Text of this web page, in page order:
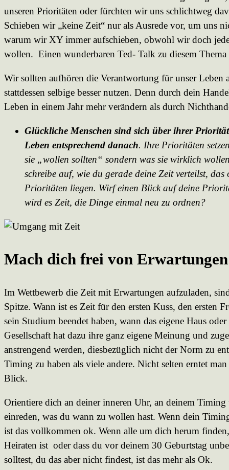
unseren Prioritäten oder fürchten wir uns schlichtweg
Schieben wir „keine Zeit“ nur als Ausrede vor, um uns
warum wir XY immer aufschieben, obwohl wir doch
wollen. Einen wunderbaren Ted- Talk zu diesem
Wir sollten aufhören die Verantwortung für unser Leben
stattdessen selbige besser nutzen. Denn durch dein
Leben in einem Jahr mehr verändern als durch
Glückliche Menschen sind sich über ihrer
Leben entsprechend danach. Ihre Prioritäten
sie „wollen sollten“ sondern was sie wirklich
schreibe auf, wie du gerade deine Zeit verteilst,
Prioritäten liegen. Wirf einen Blick auf deine
wird es Zeit, die Dinge einmal neu zu ordnen?
Mach dich frei von Erwartungen
Im Wettbewerb die Zeit mit Erwartungen aufzuladen,
Spitze. Wann ist es Zeit für den ersten Kuss, den ersten
sein Studium beendet haben, wann das eigene Haus
Gesellschaft hat dazu ihre ganz eigene Meinung und
anstrengend werden, diesbezüglich nicht der Norm zu
Timing zu haben als viele andere. Nicht selten erntet
Blick.
Orientiere dich an deiner inneren Uhr, an deinem
einreden, was du wann zu wollen hast. Wenn dein
ist das vollkommen ok. Wenn alle um dich herum
Heiraten ist oder dass du vor deinem 30 Geburtstag
solltest, du das aber nicht findest, ist das mehr als Ok.